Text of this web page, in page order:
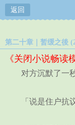
返回
第二十章｜暂缓之後
《关闭小说畅读
对方沉默了一秒
「说是住户抗议